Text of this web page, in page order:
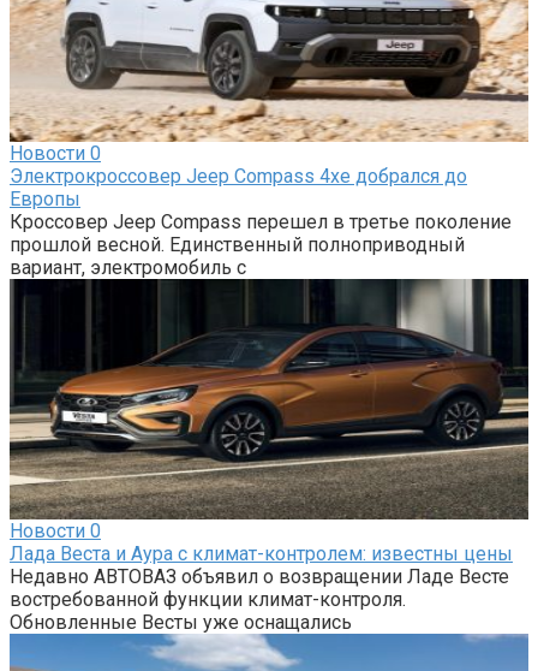
Новости 0
Электрокроссовер Jeep Compass 4xe добрался до
Европы
Кроссовер Jeep Compass перешел в третье поколение
прошлой весной. Единственный полноприводный
вариант, электромобиль с
Новости 0
Лада Веста и Аура с климат-контролем: известны цены
Недавно АВТОВАЗ объявил о возвращении Ладе Весте
востребованной функции климат-контроля.
Обновленные Весты уже оснащались